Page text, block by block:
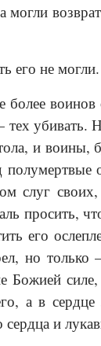
его не могли.
более
убивать.
и воины,
слуг
просить,
его
но
Божией
а в
и